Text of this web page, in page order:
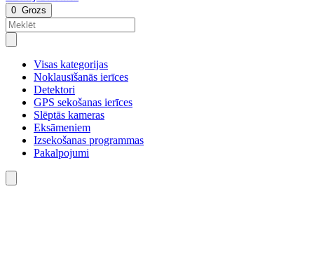
0 Grozs
Visas kategorijas
Noklausīšanās ierīces
Detektori
GPS sekošanas ierīces
Slēptās kameras
Eksāmeniem
Izsekošanas programmas
Pakalpojumi